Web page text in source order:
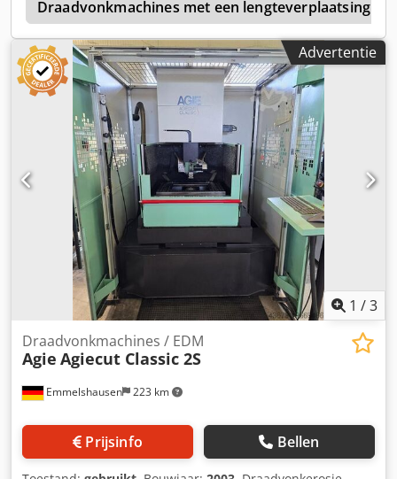
Draadvonkmachines met een lengteverplaatsing
Advertentie
1 /3
Emmelshausen 223 km
Draadvonkmachines / EDM
Agie Agiecut Classic 2S
Prijsinfo Bellen